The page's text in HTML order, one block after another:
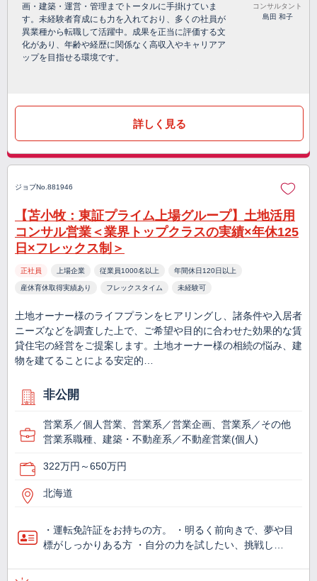
画・建築・運営・管理までトータルに手掛けていま
す。未経験者育成にも力を入れており、多くの社員が
異業種から転職して活躍中。成果を正当に評価する文
化があり、年齢や経歴に関係なく高収入やキャリアア
ップを目指せる環境です。
コンサルタント
島田 和子
詳しく見る
ジョブNo.881946
【苫小牧：東証プライム上場グループ】土地活用
コンサル営業＜業界トップクラスの実績×年休125
日×フレックス制＞
正社員 上場企業 従業員1000名以上 年間休日120日以上
産休育休取得実績あり フレックスタイム 未経験可
土地オーナー様のライフプランをヒアリングし、諸条件や入居者
ニーズなどを調査した上で、ご希望や目的に合わせた効果的な賃
貸住宅の経営をご提案します。土地オーナー様の相続の悩み、建
物を建てることによる安定的…
非公開
営業系／個人営業、営業系／営業企画、営業系／その他
営業系職種、建築・不動産系／不動産営業(個人)
322万円～650万円
北海道
・運転免許証をお持ちの方。 ・明るく前向きで、夢や目
標がしっかりある方 ・自分の力を試したい、挑戦し…